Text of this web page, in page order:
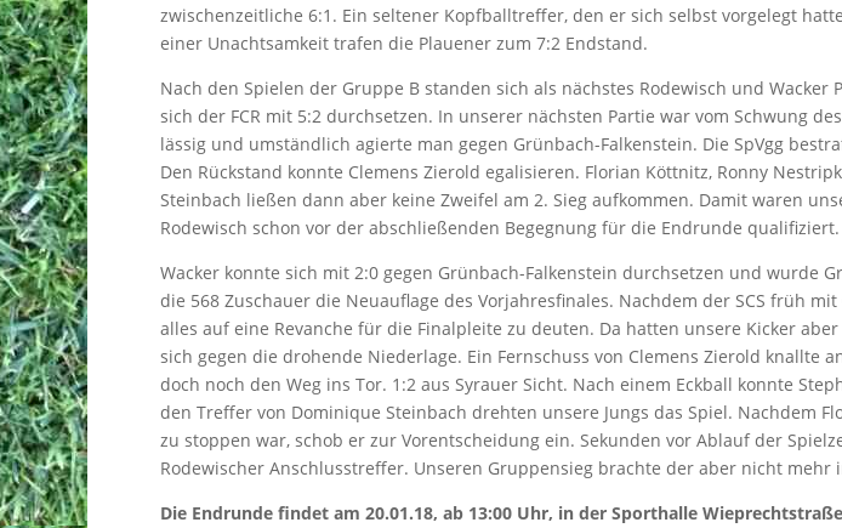
zwischenzeitliche 6:1. Ein seltener Kopfballtreffer, den er sich selbst vorgelegt
einer Unachtsamkeit trafen die Plauener zum 7:2 Endstand.
Nach den Spielen der Gruppe B standen sich als nächstes Rodewisch und Wacker
sich der FCR mit 5:2 durchsetzen. In unserer nächsten Partie war vom Schwung
lässig und umständlich agierte man gegen Grünbach-Falkenstein. Die SpVgg
Den Rückstand konnte Clemens Zierold egalisieren. Florian Köttnitz, Ronny
Steinbach ließen dann aber keine Zweifel am 2. Sieg aufkommen. Damit waren
Rodewisch schon vor der abschließenden Begegnung für die Endrunde qualifiziert.
Wacker konnte sich mit 2:0 gegen Grünbach-Falkenstein durchsetzen und wurde
die 568 Zuschauer die Neuauflage des Vorjahresfinales. Nachdem der SCS früh
alles auf eine Revanche für die Finalpleite zu deuten. Da hatten unsere Kicker
sich gegen die drohende Niederlage. Ein Fernschuss von Clemens Zierold knallte
doch noch den Weg ins Tor. 1:2 aus Syrauer Sicht. Nach einem Eckball konnte
den Treffer von Dominique Steinbach drehten unsere Jungs das Spiel. Nachdem
zu stoppen war, schob er zur Vorentscheidung ein. Sekunden vor Ablauf der
Rodewischer Anschlusstreffer. Unseren Gruppensieg brachte der aber nicht mehr
Die Endrunde findet am 20.01.18, ab 13:00 Uhr, in der Sporthalle